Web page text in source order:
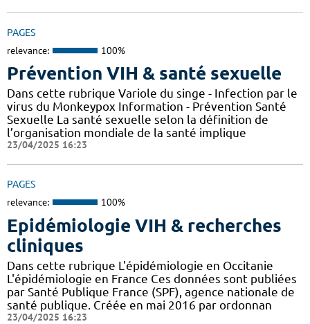
PAGES
relevance: 100%
Prévention VIH & santé sexuelle
Dans cette rubrique Variole du singe - Infection par le
virus du Monkeypox Information - Prévention Santé
Sexuelle La santé sexuelle selon la définition de
l’organisation mondiale de la santé implique
23/04/2025 16:23
PAGES
relevance: 100%
Epidémiologie VIH & recherches
cliniques
Dans cette rubrique L'épidémiologie en Occitanie
L'épidémiologie en France Ces données sont publiées
par Santé Publique France (SPF), agence nationale de
santé publique. Créée en mai 2016 par ordonnan
23/04/2025 16:23